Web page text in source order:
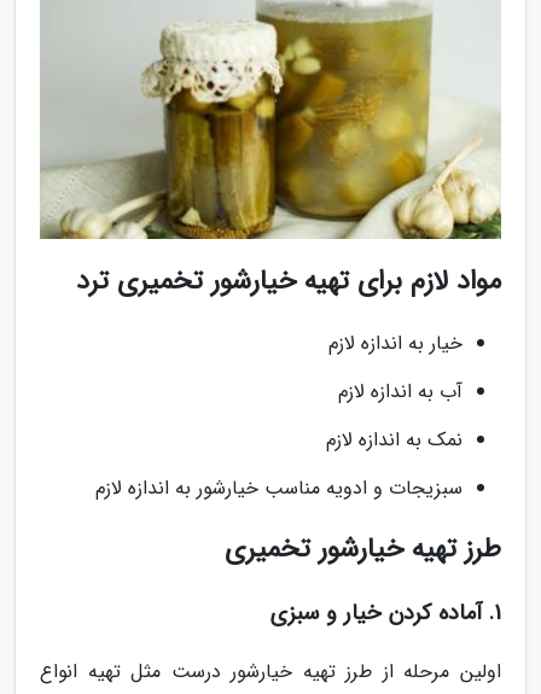
مواد لازم برای تهیه خیارشور تخمیری ترد
خیار به اندازه لازم
آب به اندازه لازم
نمک به اندازه لازم
سبزیجات و ادویه مناسب خیارشور به اندازه لازم
طرز تهیه خیارشور تخمیری
1. آماده کردن خیار و سبزی
اولین مرحله از طرز تهیه خیارشور درست مثل تهیه انواع